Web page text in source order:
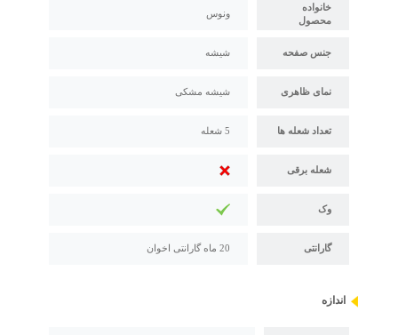
خانواده
محصول
ونوس
جنس صفحه شیشه
نمای ظاهری شیشه مشکی
تعداد شعله ها 5 شعله
شعله برقی
وک
گارانتی 20 ماه گارانتی اخوان
اندازه